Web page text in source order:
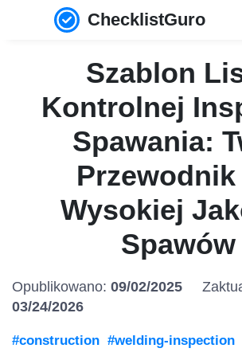
ChecklistGuro
Szablon
Kontrolnej
Spawania:
Przewodnik
Wysokiej
Spawów
Opublikowano: 09/02/2025
03/24/2026
#construction #welding-inspection